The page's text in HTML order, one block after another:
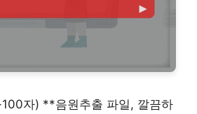
자) **음원추출 파일, 깔끔하